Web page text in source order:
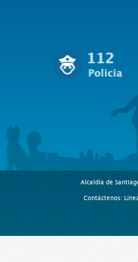
Alcaldía de
Contáctenos: